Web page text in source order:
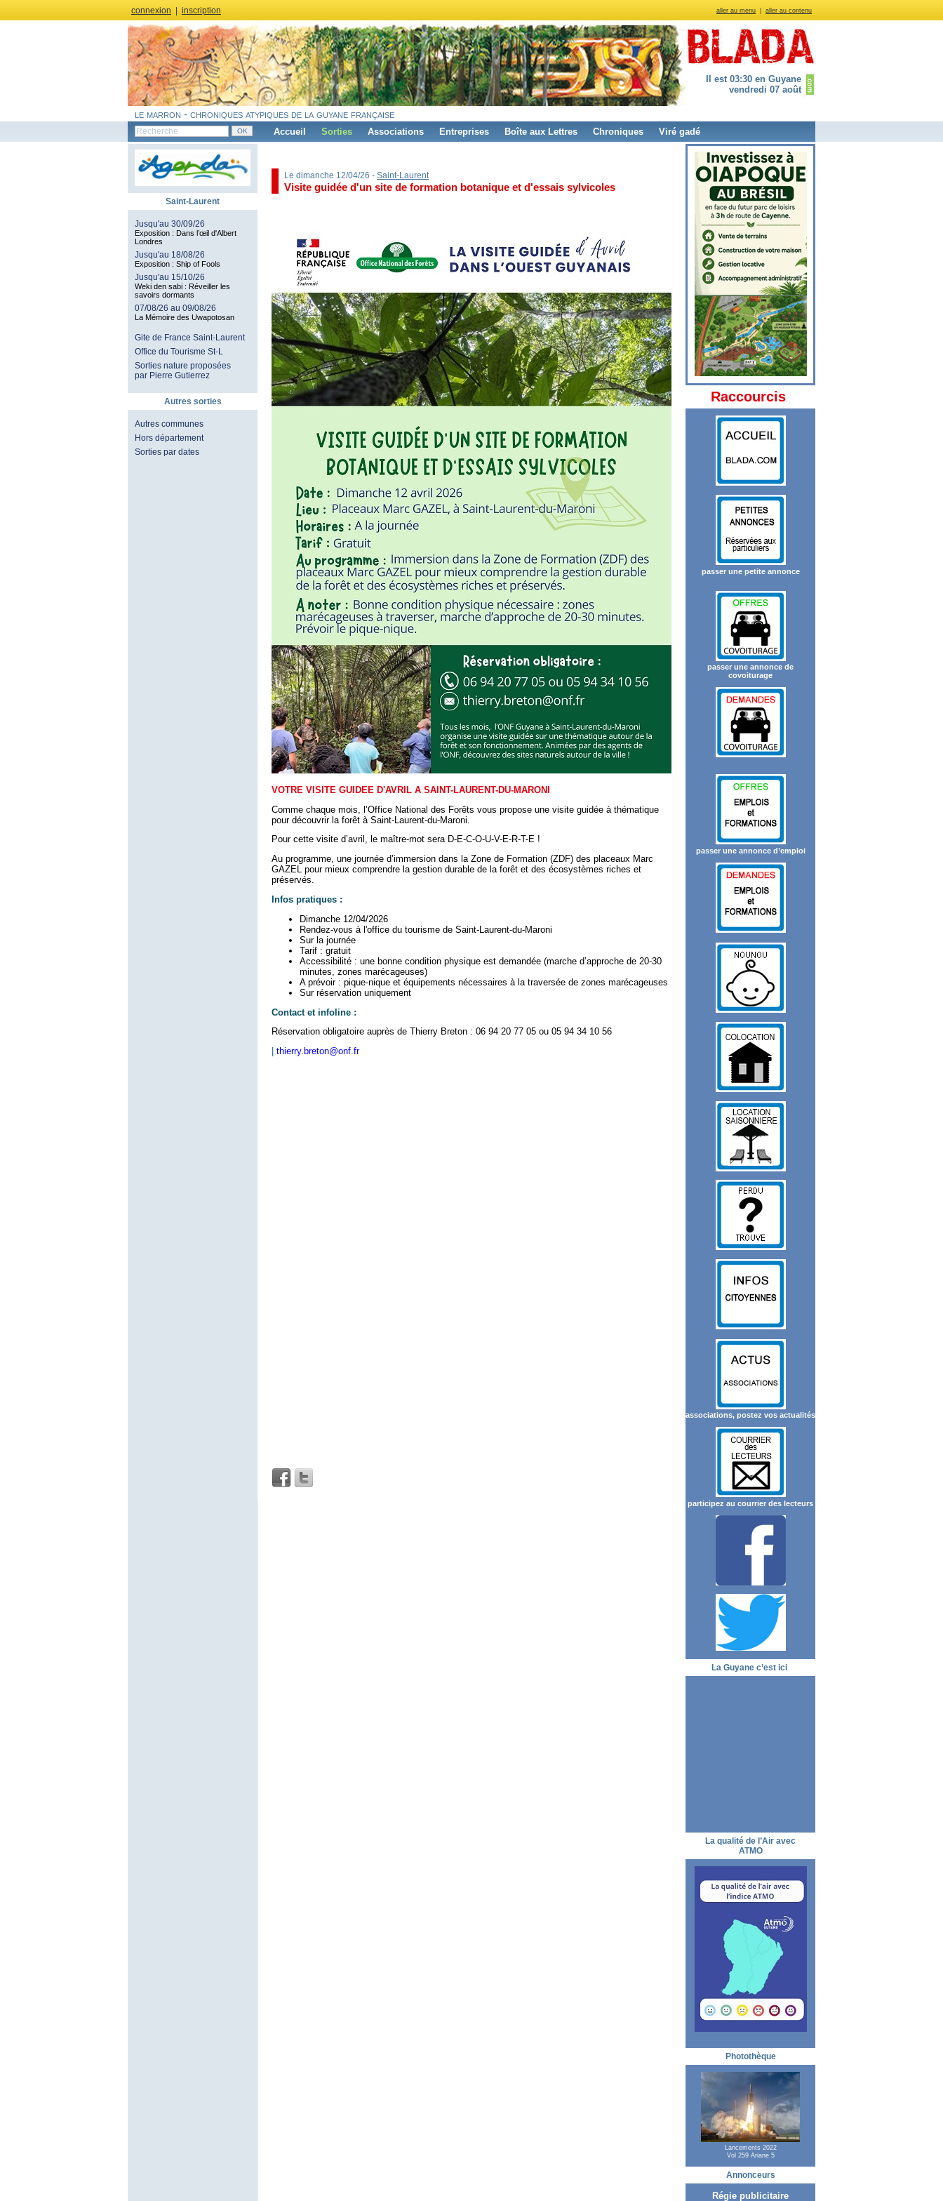
aller au menu aller au contenu
connexion inscription
Il est 03:30 en Guyane
vendredi 07 août
le marron - chroniques atypiques de la guyane française
Accueil Sorties Associations Entreprises Boîte aux Lettres Chroniques Viré gadé
Saint-Laurent
Jusqu'au 30/09/26
Exposition : Dans l’œil d'Albert
Londres
Jusqu'au 18/08/26
Exposition : Ship of Fools
Jusqu'au 15/10/26
Weki den sabi : Réveiller les
savoirs dormants
07/08/26 au 09/08/26
La Mémoire des Uwapotosan
Gite de France Saint-Laurent
Office du Tourisme St-L
Sorties nature proposées
par Pierre Gutierrez
Autres sorties
Autres communes
Hors département
Sorties par dates
Le dimanche 12/04/26 - Saint-Laurent
Visite guidée d'un site de formation botanique et d'essais sylvicoles
VOTRE VISITE GUIDEE D'AVRIL A SAINT-LAURENT-DU-MARONI
Comme chaque mois, l’Office National des Forêts vous propose une visite guidée à thématique
pour découvrir la forêt à Saint-Laurent-du-Maroni.
Pour cette visite d’avril, le maître-mot sera D-E-C-O-U-V-E-R-T-E !
Au programme, une journée d’immersion dans la Zone de Formation (ZDF) des placeaux Marc
GAZEL pour mieux comprendre la gestion durable de la forêt et des écosystèmes riches et
préservés.
Infos pratiques :
Dimanche 12/04/2026
Rendez-vous à l'office du tourisme de Saint-Laurent-du-Maroni
Sur la journée
Tarif : gratuit
Accessibilité : une bonne condition physique est demandée (marche d’approche de 20-30
minutes, zones marécageuses)
A prévoir : pique-nique et équipements nécessaires à la traversée de zones marécageuses
Sur réservation uniquement
Contact et infoline :
Réservation obligatoire auprès de Thierry Breton : 06 94 20 77 05 ou 05 94 34 10 56
thierry.breton@onf.fr
Raccourcis
passer une petite annonce
passer une annonce de
covoiturage
passer une annonce d’emploi
associations, postez vos actualités
participez au courrier des lecteurs
La Guyane c’est ici
La qualité de l’Air avec
ATMO
Photothèque
Lancements 2022
Vol 259 Ariane 5
Annonceurs
Régie publicitaire